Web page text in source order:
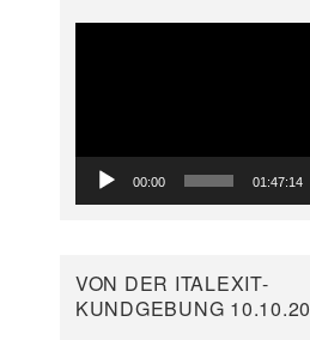
00:00 01:47:14
VON DER ITALEXIT-
KUNDGEBUNG 10.10.20